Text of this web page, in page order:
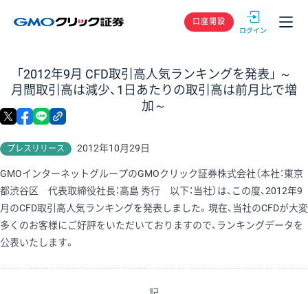
GMOクリック
口座開設
「2012年9月 CFD取引高人気ランキングを発表」 ～
月間取引高は減少、1日あたりの取引高は前月比で増
加～
プレスリリース 2012年10月29日
X facebook
GMOインターネットグループのGMOクリック証券株式会社（本社：東京
都渋谷区 代表取締役社長：高島 秀行 以下：当社）は、この度、2012年9
月のCFD取引高人気ランキングを発表しました。現在、当社のCFDが大変
多くのお客様にご好評をいただいておりますので、ランキングデータを
公表いたします。